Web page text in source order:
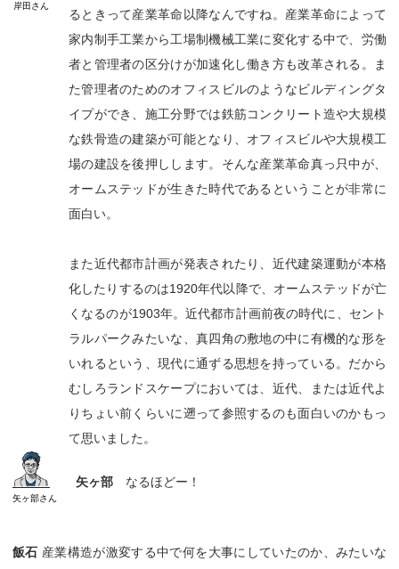
岸田さん
るときって産業革命以降なんですね。産業革命によって
家内制手工業から工場制機械工業に変化する中で、労働
者と管理者の区分けが加速化し働き方も改革される。ま
た管理者のためのオフィスビルのようなビルディングタ
イプができ、施工分野では鉄筋コンクリート造や大規模
な鉄骨造の建築が可能となり、オフィスビルや大規模工
場の建設を後押しします。そんな産業革命真っ只中が、
オームステッドが生きた時代であるということが非常に
面白い。
また近代都市計画が発表されたり、近代建築運動が本格
化したりするのは1920年代以降で、オームステッドが亡
くなるのが1903年。近代都市計画前夜の時代に、セント
ラルパークみたいな、真四角の敷地の中に有機的な形を
いれるという、現代に通ずる思想を持っている。だから
むしろランドスケープにおいては、近代、または近代よ
りちょい前くらいに遡って参照するのも面白いのかもっ
て思いました。
矢ヶ部さん
矢ヶ部 なるほどー！
飯石 産業構造が激変する中で何を大事にしていたのか、みたいな